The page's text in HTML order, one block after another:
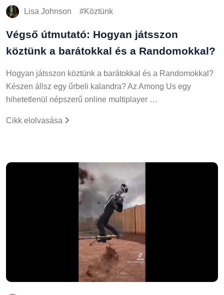
Lisa Johnson Köztünk
Végső útmutató: Hogyan játsszon
köztünk a barátokkal és a Randomokkal?
Hogyan játsszon köztünk a barátokkal és a Randomokkal?
Készen állsz egy űrbeli kalandra? Az Among Us egy
hihetetlenül népszerű online multiplayer …
Cikk elolvasása